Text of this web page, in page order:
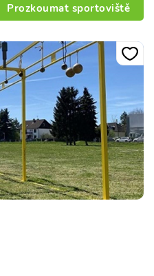
Prozkoumat sportoviště